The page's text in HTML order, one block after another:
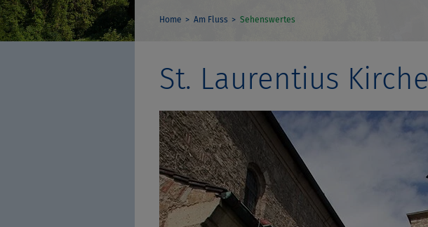
Home Am Fluss Sehenswertes
St. Laurentius Kirche